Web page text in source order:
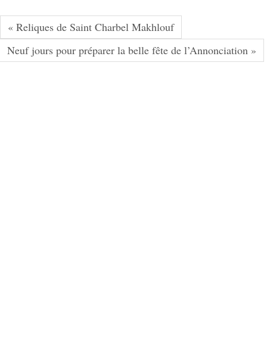
« Reliques de Saint Charbel Makhlouf
Neuf jours pour préparer la belle fête de l’Annonciation »